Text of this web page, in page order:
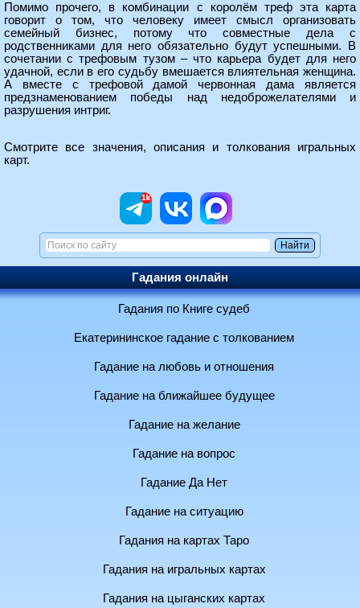
Помимо прочего, в комбинации с королём треф эта карта
говорит о том, что человеку имеет смысл организовать
семейный бизнес, потому что совместные дела с
родственниками для него обязательно будут успешными. В
сочетании с трефовым тузом – что карьера будет для него
удачной, если в его судьбу вмешается влиятельная женщина.
А вместе с трефовой дамой червонная дама является
предзнаменованием победы над недоброжелателями и
разрушения интриг.
Смотрите все значения, описания и толкования игральных
карт.
Гадания онлайн
Гадания по Книге судеб
Екатерининское гадание с толкованием
Гадание на любовь и отношения
Гадание на ближайшее будущее
Гадание на желание
Гадание на вопрос
Гадание Да Нет
Гадание на ситуацию
Гадания на картах Таро
Гадания на игральных картах
Гадания на цыганских картах